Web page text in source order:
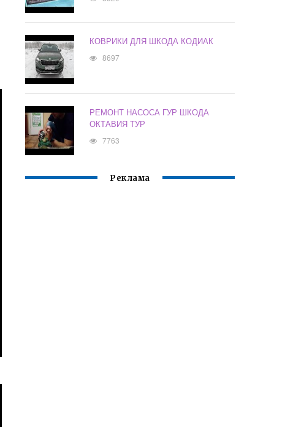
КОВРИКИ ДЛЯ ШКОДА КОДИАК
8697
РЕМОНТ НАСОСА ГУР ШКОДА
ОКТАВИЯ ТУР
7763
Реклама